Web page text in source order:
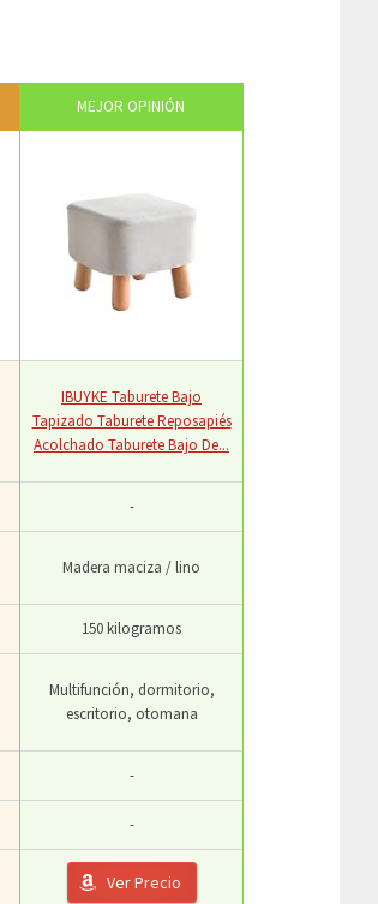
MEJOR OPINIÓN
IBUYKE Taburete Bajo
Tapizado Taburete Reposapiés
Acolchado Taburete Bajo De...
-
Madera maciza / lino
150 kilogramos
Multifunción, dormitorio,
escritorio, otomana
-
-
Ver Precio